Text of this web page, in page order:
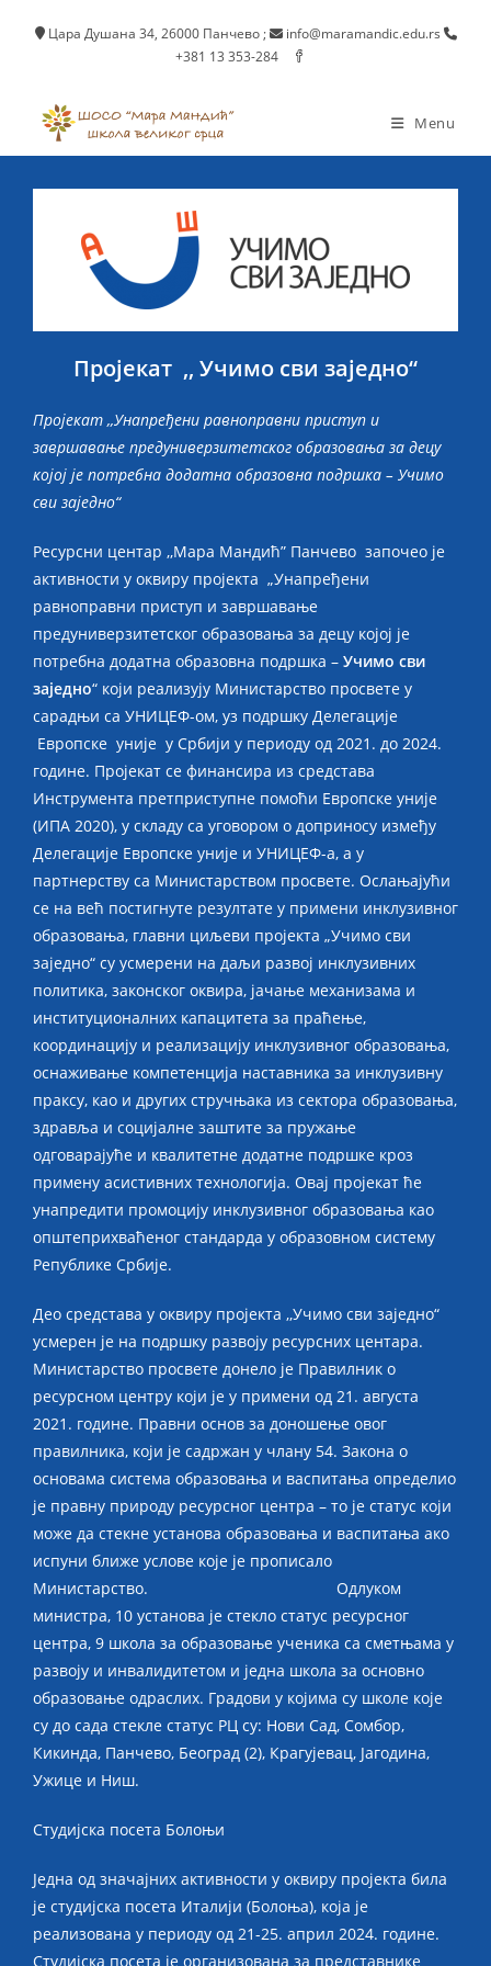
Цара Душана 34, 26000 Панчево;
info@maramandic.edu.rs
+381 13 353-284
Menu
Пројекат ,, Учимо сви заједно“
Пројекат ,,Унапређени равноправни приступ и
завршавање предуниверзитетског образовања за децу
којој је потребна додатна образовна подршка – Учимо
сви заједно“
Ресурсни центар ,,Мара Мандић” Панчево започео је
активности у оквиру пројекта „Унапређени
равноправни приступ и завршавање
предуниверзитетског образовања за децу којој је
потребна додатна образовна подршка – Учимо сви
заједно“ који реализују Министарство просвете у
сарадњи са УНИЦЕФ-ом, уз подршку Делегације
Европске уније у Србији у периоду од 2021. до 2024.
године. Пројекат се финансира из средстава
Инструмента претприступне помоћи Европске уније
(ИПА 2020), у складу са уговором о доприносу између
Делегације Европске уније и УНИЦЕФ-а, а у
партнерству са Министарством просвете. Ослањајући
се на већ постигнуте резултате у примени инклузивног
образовања, главни циљеви пројекта „Учимо сви
заједно“ су усмерени на даљи развој инклузивних
политика, законског оквира, јачање механизама и
институционалних капацитета за праћење,
координацију и реализацију инклузивног образовања,
оснаживање компетенција наставника за инклузивну
праксу, као и других стручњака из сектора образовања,
здравља и социјалне заштите за пружање
одговарајуће и квалитетне додатне подршке кроз
примену асистивних технологија. Овај пројекат ће
унапредити промоцију инклузивног образовања као
општеприхваћеног стандарда у образовном систему
Републике Србије.
Део средстава у оквиру пројекта ,,Учимо сви заједно“
усмерен је на подршку развоју ресурсних центара.
Министарство просвете донело је Правилник о
ресурсном центру који је у примени од 21. августа
2021. године. Правни основ за доношење овог
правилника, који је садржан у члану 54. Законa о
основама система образовања и васпитања определио
је правну природу ресурсног центра – то је статус који
може да стекне установа образовања и васпитања ако
испуни ближе услове које је прописало
Министарство. Одлуком
министра, 10 установа је стекло статус ресурсног
центра, 9 школа за образовање ученика са сметњама у
развоју и инвалидитетом и једна школа за основно
образовање одраслих. Градови у којима су школе које
су до сада стекле статус РЦ су: Нови Сад, Сомбор,
Кикинда, Панчево, Београд (2), Крагујевац, Јагодина,
Ужице и Ниш.
Студијска посета Болоњи
Једна од значајних активности у оквиру пројекта била
је студијска посета Италији (Болоња), која је
реализована у периоду од 21-25. април 2024. године.
Студијска посета је организована за представнике